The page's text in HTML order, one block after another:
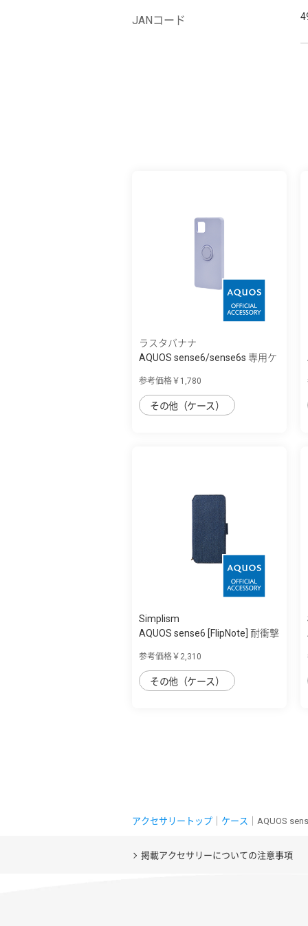
JANコード
ラスタバナナ
AQUOS sense6/sense6s 専用ケ
参考価格￥1,780
その他（ケース）
Simplism
AQUOS sense6 [FlipNote] 耐衝撃
参考価格￥2,310
その他（ケース）
アクセサリートップ ケース ｜AQUOS
掲載アクセサリーについての注意事項